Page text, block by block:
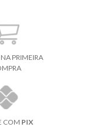
PRIMEIRA
COM PIX